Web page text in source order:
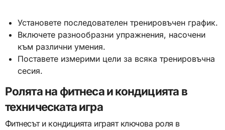
Установете последователен тренировъчен график.
Включете разнообразни упражнения, насочени
към различни умения.
Поставете измерими цели за всяка тренировъчна
сесия.
Ролята на фитнеса и кондицията в
техническата игра
Фитнесът и кондицията играят ключова роля в